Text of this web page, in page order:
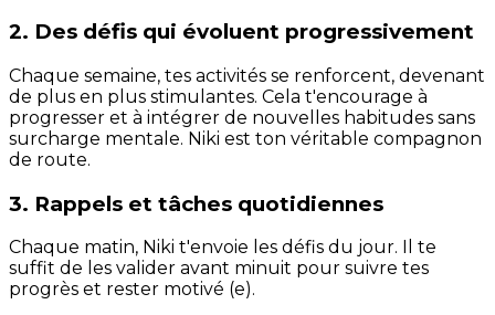
2. Des défis qui évoluent progressivement
Chaque semaine, tes activités se renforcent, devenant
de plus en plus stimulantes. Cela t'encourage à
progresser et à intégrer de nouvelles habitudes sans
surcharge mentale. Niki est ton véritable compagnon
de route.
3. Rappels et tâches quotidiennes
Chaque matin, Niki t'envoie les défis du jour. Il te
suffit de les valider avant minuit pour suivre tes
progrès et rester motivé (e).